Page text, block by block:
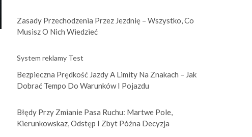
Zasady Przechodzenia Przez Jezdnię – Wszystko, Co
Musisz O Nich Wiedzieć
System reklamy Test
Bezpieczna Prędkość Jazdy A Limity Na Znakach – Jak
Dobrać Tempo Do Warunków I Pojazdu
Błędy Przy Zmianie Pasa Ruchu: Martwe Pole,
Kierunkowskaz, Odstęp I Zbyt Późna Decyzja